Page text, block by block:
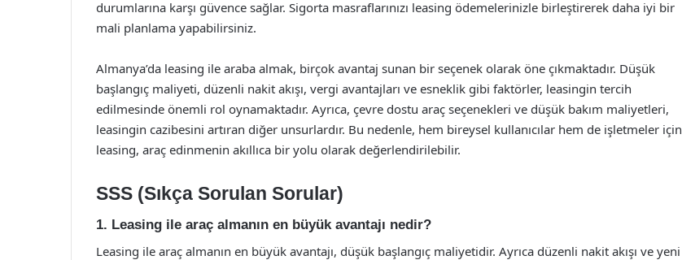
durumlarına karşı güvence sağlar. Sigorta masraflarınızı leasing ödemelerinizle birleştirerek daha iyi bir
mali planlama yapabilirsiniz.
Almanya’da leasing ile araba almak, birçok avantaj sunan bir seçenek olarak öne çıkmaktadır. Düşük
başlangıç maliyeti, düzenli nakit akışı, vergi avantajları ve esneklik gibi faktörler, leasingin tercih
edilmesinde önemli rol oynamaktadır. Ayrıca, çevre dostu araç seçenekleri ve düşük bakım maliyetleri,
leasingin cazibesini artıran diğer unsurlardır. Bu nedenle, hem bireysel kullanıcılar hem de işletmeler için
leasing, araç edinmenin akıllıca bir yolu olarak değerlendirilebilir.
SSS (Sıkça Sorulan Sorular)
1. Leasing ile araç almanın en büyük avantajı nedir?
Leasing ile araç almanın en büyük avantajı, düşük başlangıç maliyetidir. Ayrıca düzenli nakit akışı ve yeni